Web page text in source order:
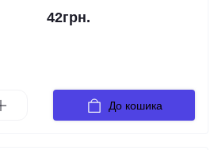
42грн.
До кошика